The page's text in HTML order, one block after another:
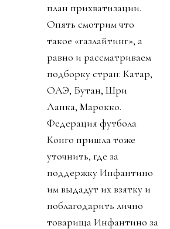
план прихватизации.
Опять смотрим что
такое «газлайтинг», а
равно и рассматриваем
подборку стран: Катар,
ОАЭ, Бутан, Шри
Ланка, Марокко.
Федерация футбола
Конго пришла тоже
уточнить, где за
поддержку Инфантино
им выдадут их взятку и
поблагодарить лично
товарища Инфантино за